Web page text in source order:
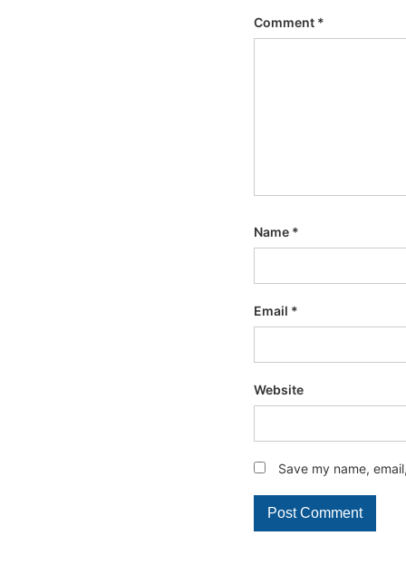
Comment *
Name *
Email *
Website
Save my name,